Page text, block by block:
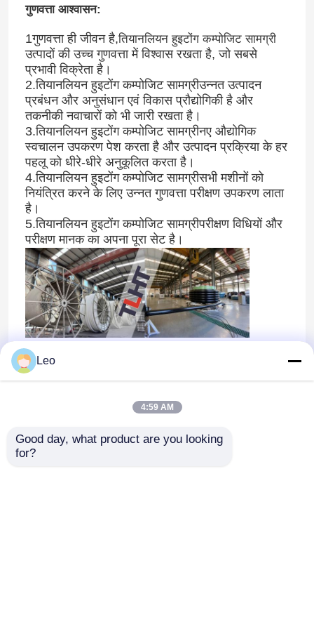
गुणवत्ता आश्वासन:
1गुणवत्ता ही जीवन है,तियानलियन हुइटोंग कम्पोजिट सामग्री
उत्पादों की उच्च गुणवत्ता में विश्वास रखता है, जो सबसे
प्रभावी विक्रेता है।
2.तियानलियन हुइटोंग कम्पोजिट सामग्रीउन्नत उत्पादन
प्रबंधन और अनुसंधान एवं विकास प्रौद्योगिकी है और
तकनीकी नवाचारों को भी जारी रखता है।
3.तियानलियन हुइटोंग कम्पोजिट सामग्रीनए औद्योगिक
स्वचालन उपकरण पेश करता है और उत्पादन प्रक्रिया के हर
पहलू को धीरे-धीरे अनुकूलित करता है।
4.तियानलियन हुइटोंग कम्पोजिट सामग्रीसभी मशीनों को
नियंत्रित करने के लिए उन्नत गुणवत्ता परीक्षण उपकरण लाता
है।
5.तियानलियन हुइटोंग कम्पोजिट सामग्रीपरीक्षण विधियों और
परीक्षण मानक का अपना पूरा सेट है।
Leo
4:59 AM
Good day, what product are you looking
for?